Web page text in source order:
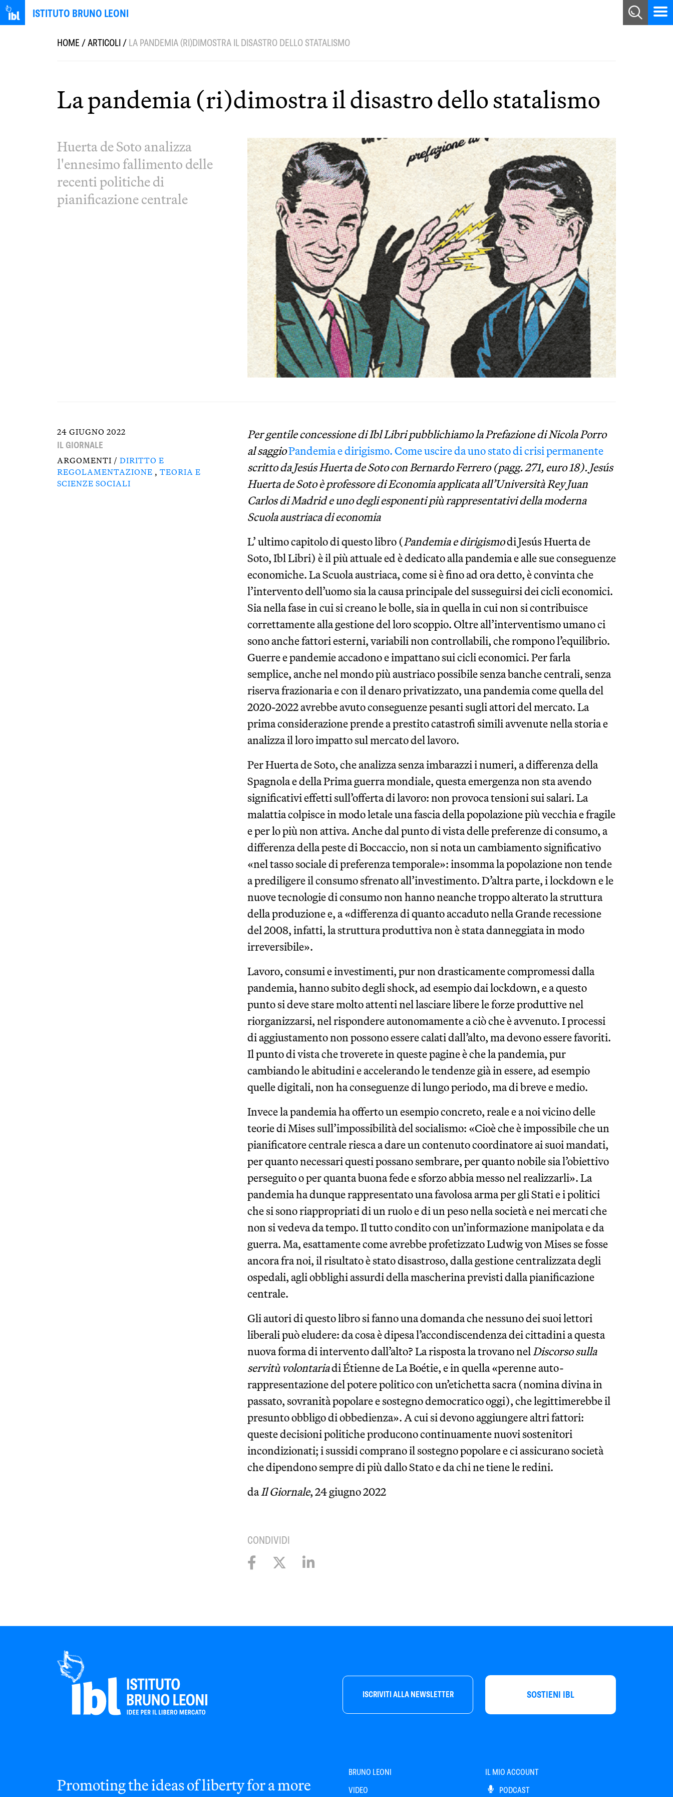
ISTITUTO BRUNO LEONI
HOME/ARTICOLI/LA PANDEMIA (RI)DIMOSTRA IL DISASTRO DELLO STATALISMO
La pandemia (ri)dimostra il disastro dello statalismo
Huerta de Soto analizza
l'ennesimo fallimento delle
recenti politiche di
pianificazione centrale
24 GIUGNO 2022
IL GIORNALE
ARGOMENTI / DIRITTO E
REGOLAMENTAZIONE , TEORIA E
SCIENZE SOCIALI
Per gentile concessione di Ibl Libri pubblichiamo la Prefazione di Nicola Porro
al saggioPandemia e dirigismo. Come uscire da uno stato di crisi permanente
scritto da Jesús Huerta de Soto con Bernardo Ferrero (pagg. 271, euro 18). Jesús
Huerta de Soto è professore di Economia applicata all’Università Rey Juan
Carlos di Madrid e uno degli esponenti più rappresentativi della moderna
Scuola austriaca di economia
L’ ultimo capitolo di questo libro (Pandemia e dirigismodi Jesús Huerta de
Soto, Ibl Libri) è il più attuale ed è dedicato alla pandemia e alle sue conseguenze
economiche. La Scuola austriaca, come si è fino ad ora detto, è convinta che
l’intervento dell’uomo sia la causa principale del susseguirsi dei cicli economici.
Sia nella fase in cui si creano le bolle, sia in quella in cui non si contribuisce
correttamente alla gestione del loro scoppio. Oltre all’interventismo umano ci
sono anche fattori esterni, variabili non controllabili, che rompono l’equilibrio.
Guerre e pandemie accadono e impattano sui cicli economici. Per farla
semplice, anche nel mondo più austriaco possibile senza banche centrali, senza
riserva frazionaria e con il denaro privatizzato, una pandemia come quella del
2020-2022 avrebbe avuto conseguenze pesanti sugli attori del mercato. La
prima considerazione prende a prestito catastrofi simili avvenute nella storia e
analizza il loro impatto sul mercato del lavoro.
Per Huerta de Soto, che analizza senza imbarazzi i numeri, a differenza della
Spagnola e della Prima guerra mondiale, questa emergenza non sta avendo
significativi effetti sull’offerta di lavoro: non provoca tensioni sui salari. La
malattia colpisce in modo letale una fascia della popolazione più vecchia e fragile
e per lo più non attiva. Anche dal punto di vista delle preferenze di consumo, a
differenza della peste di Boccaccio, non si nota un cambiamento significativo
«nel tasso sociale di preferenza temporale»: insomma la popolazione non tende
a prediligere il consumo sfrenato all’investimento. D’altra parte, i lockdown e le
nuove tecnologie di consumo non hanno neanche troppo alterato la struttura
della produzione e, a «differenza di quanto accaduto nella Grande recessione
del 2008, infatti, la struttura produttiva non è stata danneggiata in modo
irreversibile».
Lavoro, consumi e investimenti, pur non drasticamente compromessi dalla
pandemia, hanno subito degli shock, ad esempio dai lockdown, e a questo
punto si deve stare molto attenti nel lasciare libere le forze produttive nel
riorganizzarsi, nel rispondere autonomamente a ciò che è avvenuto. I processi
di aggiustamento non possono essere calati dall’alto, ma devono essere favoriti.
Il punto di vista che troverete in queste pagine è che la pandemia, pur
cambiando le abitudini e accelerando le tendenze già in essere, ad esempio
quelle digitali, non ha conseguenze di lungo periodo, ma di breve e medio.
Invece la pandemia ha offerto un esempio concreto, reale e a noi vicino delle
teorie di Mises sull’impossibilità del socialismo: «Cioè che è impossibile che un
pianificatore centrale riesca a dare un contenuto coordinatore ai suoi mandati,
per quanto necessari questi possano sembrare, per quanto nobile sia l’obiettivo
perseguito o per quanta buona fede e sforzo abbia messo nel realizzarli». La
pandemia ha dunque rappresentato una favolosa arma per gli Stati e i politici
che si sono riappropriati di un ruolo e di un peso nella società e nei mercati che
non si vedeva da tempo. Il tutto condito con un’informazione manipolata e da
guerra. Ma, esattamente come avrebbe profetizzato Ludwig von Mises se fosse
ancora fra noi, il risultato è stato disastroso, dalla gestione centralizzata degli
ospedali, agli obblighi assurdi della mascherina previsti dalla pianificazione
centrale.
Gli autori di questo libro si fanno una domanda che nessuno dei suoi lettori
liberali può eludere: da cosa è dipesa l’accondiscendenza dei cittadini a questa
nuova forma di intervento dall’alto? La risposta la trovano nelDiscorso sulla
servitù volontariadi Étienne de La Boétie, e in quella «perenne auto-
rappresentazione del potere politico con un’etichetta sacra (nomina divina in
passato, sovranità popolare e sostegno democratico oggi), che legittimerebbe il
presunto obbligo di obbedienza». A cui si devono aggiungere altri fattori:
queste decisioni politiche producono continuamente nuovi sostenitori
incondizionati; i sussidi comprano il sostegno popolare e ci assicurano società
che dipendono sempre di più dallo Stato e da chi ne tiene le redini.
daIl Giornale, 24 giugno 2022
CONDIVIDI
ISCRIVITI ALLA NEWSLETTER SOSTIENI IBL
Promoting the ideas of liberty for a more
BRUNO LEONI
VIDEO
IL MIO ACCOUNT
PODCAST